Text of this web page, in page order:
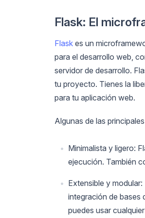
Flask: El
Flask es un
para el desarrollo web,
servidor de desarrollo.
tu proyecto. Tienes la
para tu aplicación web.
Algunas de las
Minimalista y ligero:
ejecución. También
Extensible y
integración de bases
puedes usar